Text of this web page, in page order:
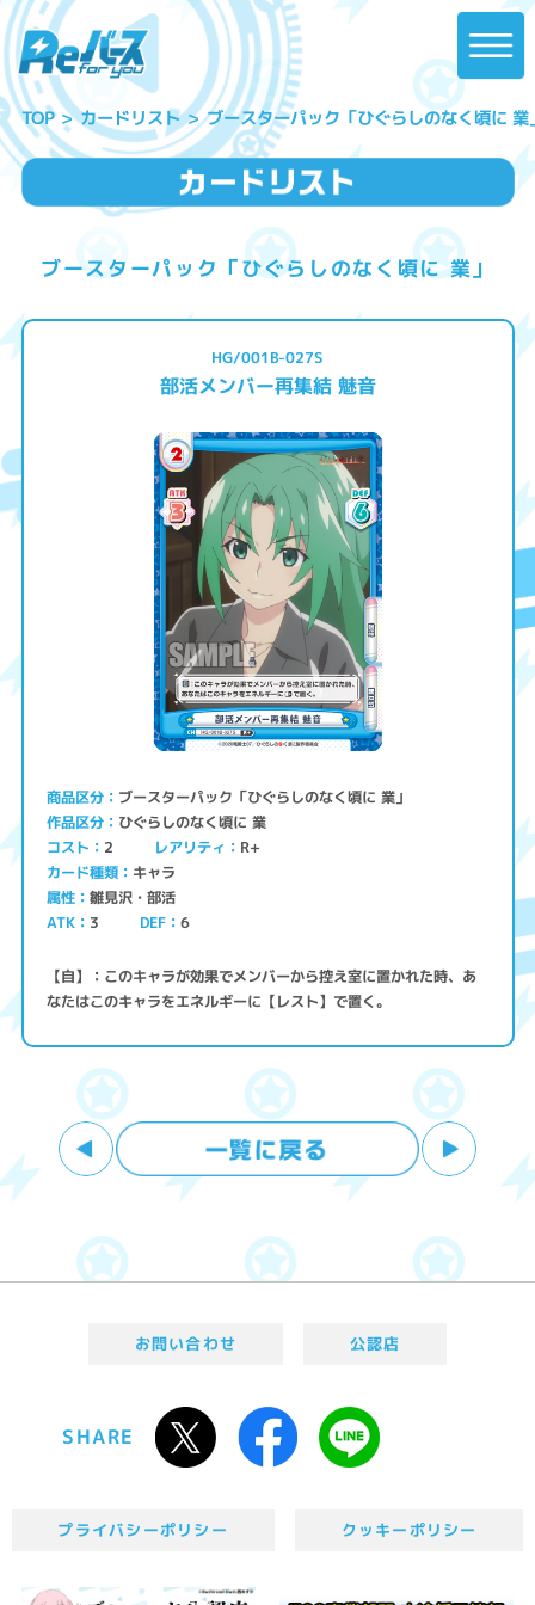
TOP カードリスト ブースターパック「ひぐらしのなく頃に 業
ブースターパック「ひぐらしのなく頃に 業」
HG/001B-027S
部活メンバー再集結 魅音
商品区分 ブースターパック「ひぐらしのなく頃に 業」
作品区分 ひぐらしのなく頃に 業
コスト 2 レアリティ R+
カード種類 キャラ
属性 雛見沢・部活
ATK 3 DEF 6
【自】：このキャラが効果でメンバーから控え室に置かれた時、あ
なたはこのキャラをエネルギーに【レスト】で置く。
お問い合わせ 公認店
SHARE
プライバシーポリシー クッキーポリシー